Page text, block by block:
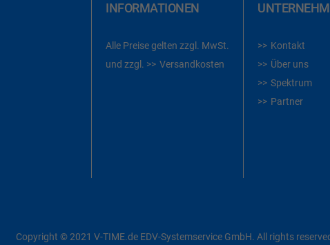
INFORMATIONEN
Alle Preise gelten zzgl. MwSt.
und zzgl.
Versandkosten
Kontakt
Über uns
Spektrum
Partner
Copyright © 2021 V-TIME.de EDV-Systemservice GmbH. All rights